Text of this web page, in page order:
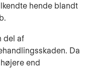
hende blandt
del af
Da
end